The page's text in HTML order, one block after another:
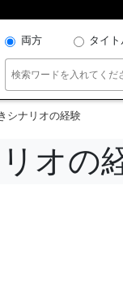
両方 タイト
シナリオの経験
オの